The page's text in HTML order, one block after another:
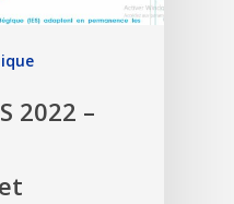
2022 –